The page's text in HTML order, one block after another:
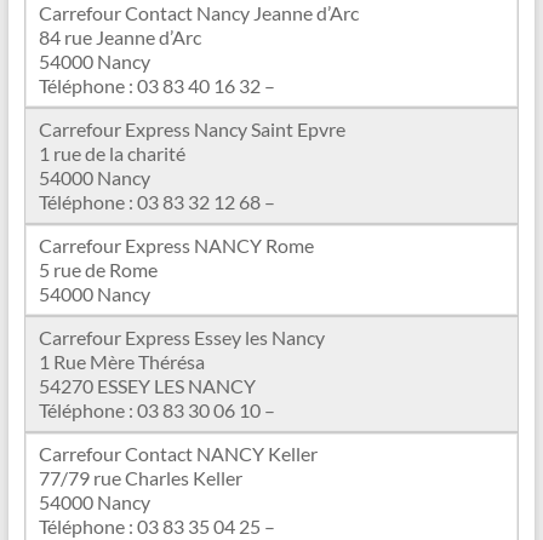
Carrefour Contact Nancy Jeanne d’Arc
84 rue Jeanne d’Arc
54000 Nancy
Téléphone : 03 83 40 16 32 –
Carrefour Express Nancy Saint Epvre
1 rue de la charité
54000 Nancy
Téléphone : 03 83 32 12 68 –
Carrefour Express NANCY Rome
5 rue de Rome
54000 Nancy
Carrefour Express Essey les Nancy
1 Rue Mère Thérésa
54270 ESSEY LES NANCY
Téléphone : 03 83 30 06 10 –
Carrefour Contact NANCY Keller
77/79 rue Charles Keller
54000 Nancy
Téléphone : 03 83 35 04 25 –